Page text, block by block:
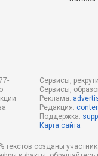
Сервисы,
Сервисы,
Реклама:
Редакция:
Поддержка:
Карта сайта
текстов созданы